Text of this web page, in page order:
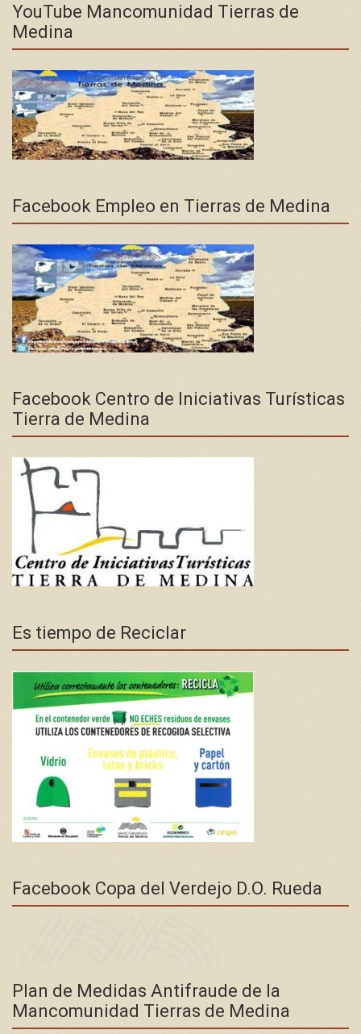
YouTube Mancomunidad Tierras de
Medina
Facebook Empleo en Tierras de Medina
Facebook Centro de Iniciativas Turísticas
Tierra de Medina
Es tiempo de Reciclar
Facebook Copa del Verdejo D.O. Rueda
Plan de Medidas Antifraude de la
Mancomunidad Tierras de Medina